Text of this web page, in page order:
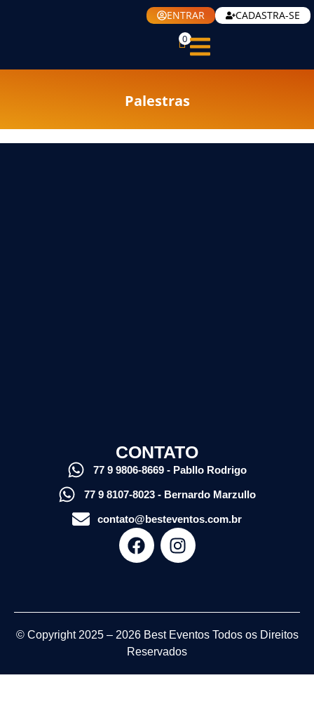
ENTRAR CADASTRA-SE
0
Palestras
CONTATO
77 9 9806-8669 - Pabllo Rodrigo
77 9 8107-8023 - Bernardo Marzullo
contato@besteventos.com.br
© Copyright 2025 – 2026 Best EventosTodos os Direitos
Reservados